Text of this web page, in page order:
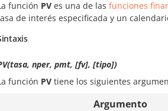
función PV es una de las funciones
de interés especificada y un
nper, pmt, [fv], [tipo])
función PV tiene los siguientes
Argumento